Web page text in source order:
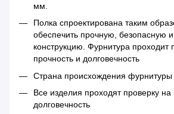
мм.
Полка спроектирована таким
обеспечить прочную, безопасную
конструкцию. Фурнитура проходит
прочность и долговечность
Страна происхождения фурнитуры
Все изделия проходят проверку на
долговечность